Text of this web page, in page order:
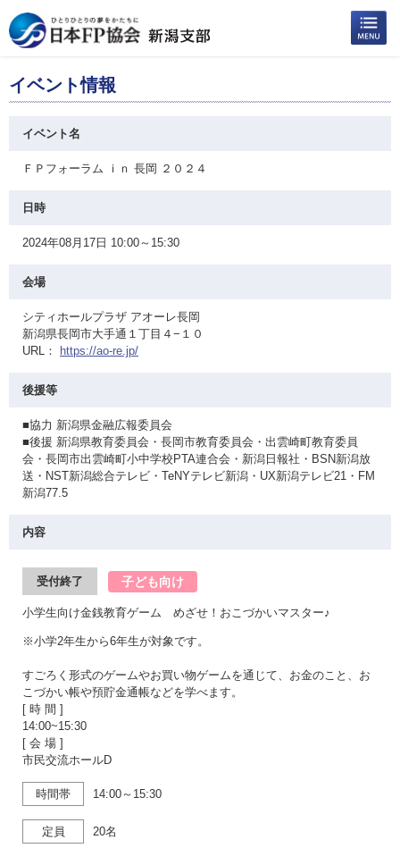
イベント情報
イベント名
ＦＰフォーラム ｉｎ 長岡 ２０２４
日時
2024年08月17日 10:00～15:30
会場
シティホールプラザ アオーレ長岡
新潟県長岡市大手通１丁目４−１０
URL：
https://ao-re.jp/
後援等
■協力 新潟県金融広報委員会
■後援 新潟県教育委員会・長岡市教育委員会・出雲崎町教育委員
会・長岡市出雲崎町小中学校PTA連合会・新潟日報社・BSN新潟放
送・NST新潟総合テレビ・TeNYテレビ新潟・UX新潟テレビ21・FM
新潟77.5
内容
受付終了 子ども向け
小学生向け金銭教育ゲーム めざせ！おこづかいマスター♪
※小学2年生から6年生が対象です。
すごろく形式のゲームやお買い物ゲームを通じて、お金のこと、お
こづかい帳や預貯金通帳などを学べます。
[ 時 間 ]
14:00~15:30
[ 会 場 ]
市民交流ホールD
時間帯 14:00～15:30
定員 20名